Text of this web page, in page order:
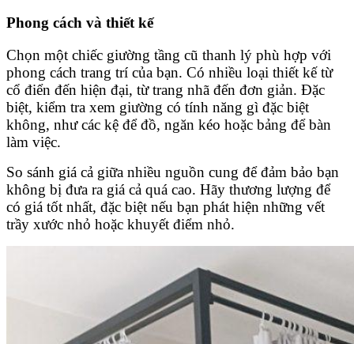
Phong cách và thiết kế
Chọn một chiếc giường tầng cũ thanh lý phù hợp với
phong cách trang trí của bạn. Có nhiều loại thiết kế từ
cổ điển đến hiện đại, từ trang nhã đến đơn giản. Đặc
biệt, kiểm tra xem giường có tính năng gì đặc biệt
không, như các kệ để đồ, ngăn kéo hoặc bảng để bàn
làm việc.
So sánh giá cả giữa nhiều nguồn cung để đảm bảo bạn
không bị đưa ra giá cả quá cao. Hãy thương lượng để
có giá tốt nhất, đặc biệt nếu bạn phát hiện những vết
trầy xước nhỏ hoặc khuyết điểm nhỏ.